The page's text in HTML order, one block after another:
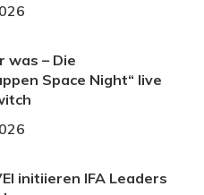
was – Die
Space Night“ live
initiieren IFA Leaders